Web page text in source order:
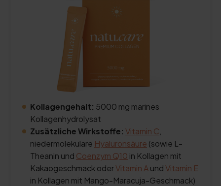
Kollagengehalt: 5000 mg marines
Kollagenhydrolysat
Zusätzliche Wirkstoffe: Vitamin C
niedermolekulare Hyaluronsäure (sowie L-
Theanin und Coenzym Q10 in Kollagen mit
Kakaogeschmack oderVitamin AundVitamin E
in Kollagen mit Mango-Maracuja-Geschmack)